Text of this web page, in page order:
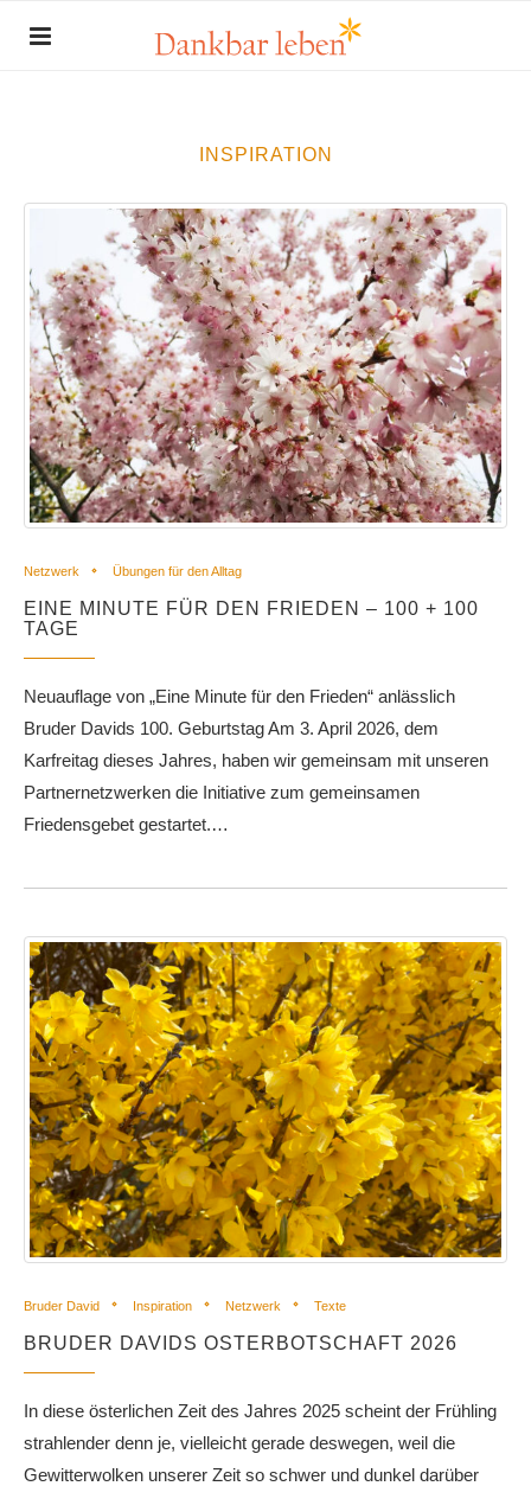
INSPIRATION
Netzwerk Übungen für den Alltag
EINE MINUTE FÜR DEN FRIEDEN – 100 + 100
TAGE
Neuauflage von „Eine Minute für den Frieden“ anlässlich
Bruder Davids 100. Geburtstag Am 3. April 2026, dem
Karfreitag dieses Jahres, haben wir gemeinsam mit unseren
Partner­netzwerken die Initiative zum gemeinsamen
Friedensgebet gestartet.…
Bruder David Inspiration Netzwerk Texte
BRUDER DAVIDS OSTERBOTSCHAFT 2026
In diese österlichen Zeit des Jahres 2025 scheint der Frühling
strahlender denn je, vielleicht gerade deswegen, weil die
Gewitterwolken unserer Zeit so schwer und dunkel darüber